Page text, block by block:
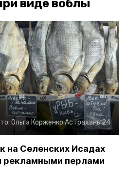
виде воблы
Ольга КорженкоАстрахань 24
на Селенских Исадах
рекламными перлами